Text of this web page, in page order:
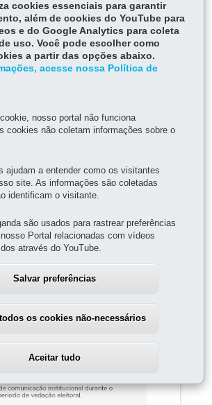
indisponível
ao período
eleitoral, este conteúdo ficará
o término das eleições.
cookies essenciais para garantir
além de cookies do YouTube para
e do Google Analytics para coleta
uso. Você pode escolher como
a partir das opções abaixo.
acesse nossa Política de
nosso portal não funciona
cookies não coletam informações sobre o
ajudam a entender como os visitantes
site. As informações são coletadas
identificam o visitante.
são usados para rastrear preferências
Portal relacionadas com vídeos
através do YouTube.
Salvar preferências
os cookies não-necessários
Aceitar tudo